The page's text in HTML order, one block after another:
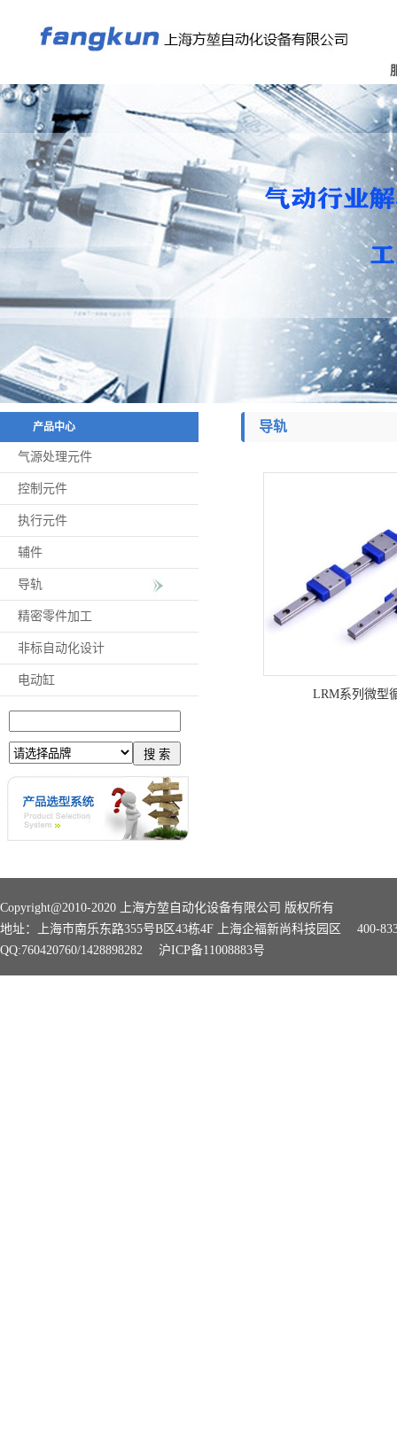
产品中心
气源处理元件
控制元件
执行元件
辅件
导轨
精密零件加工
非标自动化设计
电动缸
导轨
LRM系列微型
Copyright@2010-2020 上海方堃自动化设备有限公司 版权所有
地址：上海市南乐东路355号B区43栋4F 上海企福新尚科技园区 400-
QQ:760420760/1428898282 沪ICP备11008883号